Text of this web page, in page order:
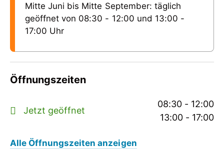
Mitte Juni bis Mitte September: täglich
geöffnet von 08:30 - 12:00 und 13:00 -
Öffnungszeiten
Jetzt geöffnet
08:30 - 12:00
13:00 - 17:00
Alle Öffnungszeiten anzeigen